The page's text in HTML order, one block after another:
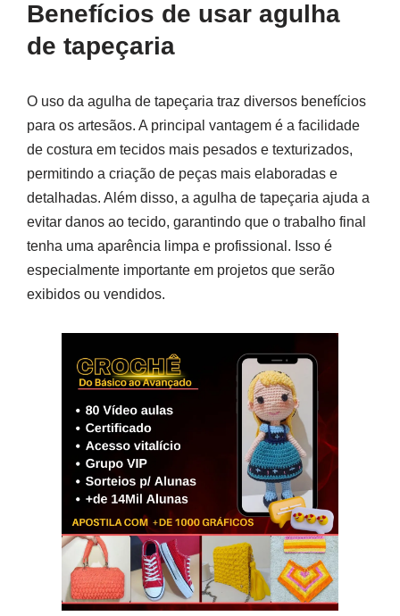
Benefícios de usar agulha
de tapeçaria
O uso da agulha de tapeçaria traz diversos benefícios
para os artesãos. A principal vantagem é a facilidade
de costura em tecidos mais pesados e texturizados,
permitindo a criação de peças mais elaboradas e
detalhadas. Além disso, a agulha de tapeçaria ajuda a
evitar danos ao tecido, garantindo que o trabalho final
tenha uma aparência limpa e profissional. Isso é
especialmente importante em projetos que serão
exibidos ou vendidos.